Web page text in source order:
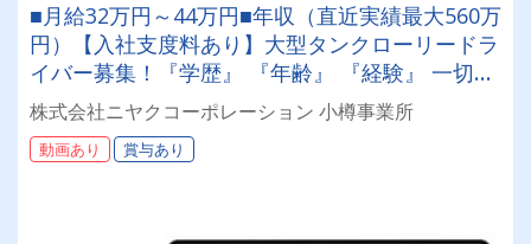
■月給32万円～44万円■年収（直近実績最大560万
円）【入社支度料あり】大型タンクローリードラ
イバー募集！『学歴』 『年齢』 『経験』 一切不
問◎男女問わず活躍できる環境です。
株式会社ニヤクコーポレーション 小樽事業所
動画あり 賞与あり